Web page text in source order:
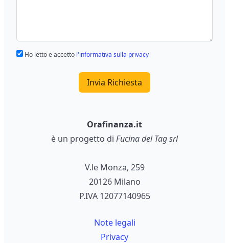
Ho letto e accetto l'informativa sulla privacy
Invia Richiesta
Orafinanza.it
è un progetto di Fucina del Tag srl
V.le Monza, 259
20126 Milano
P.IVA 12077140965
Note legali
Privacy